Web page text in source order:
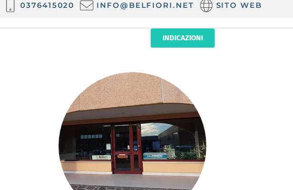
0376415020 INFO@BELFIORI.NET SITO WEB
INDICAZIONI